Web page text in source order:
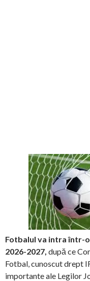
Fotbalul va intra într-
2026-2027, după ce
Fotbal, cunoscut drept
importante ale Legilor